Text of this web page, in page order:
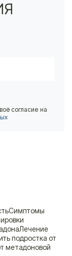
согласие на
Симптомы
Лечение
подростка от
метадоновой